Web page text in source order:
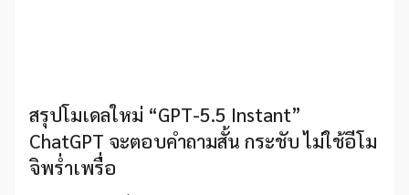
สรุปโมเดลใหม่ “GPT-5.5 Instant”
ChatGPT จะตอบคำถามสั้น กระชับ ไม่ใช้อีโม
จิพร่ำเพรื่อ